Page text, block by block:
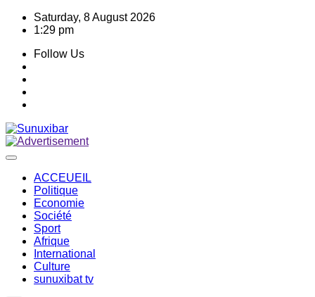
Skip
Saturday, 8 August 2026
1:29 pm
Follow Us
ACCEUEIL
Politique
Economie
Société
Sport
Afrique
International
Culture
sunuxibat tv